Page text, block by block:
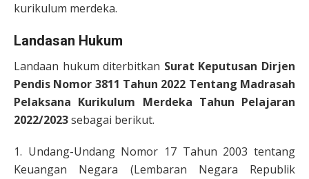
kurikulum merdeka.
Landasan Hukum
Landaan hukum diterbitkan Surat Keputusan Dirjen
Pendis Nomor 3811 Tahun 2022 Tentang Madrasah
Pelaksana Kurikulum Merdeka Tahun Pelajaran
2022/2023sebagai berikut.
1. Undang-Undang Nomor 17 Tahun 2003 tentang
Keuangan Negara (Lembaran Negara Republik